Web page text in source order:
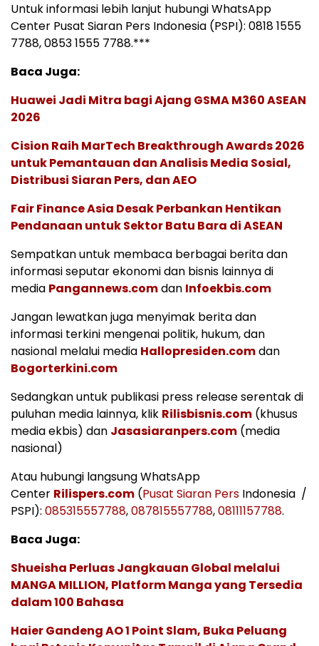
Untuk informasi lebih lanjut hubungi WhatsApp
Center Pusat Siaran Pers Indonesia (PSPI): 0818 1555
7788, 0853 1555 7788.***
Baca Juga:
Huawei Jadi Mitra bagi Ajang GSMA M360 ASEAN
2026
Cision Raih MarTech Breakthrough Awards 2026
untuk Pemantauan dan Analisis Media Sosial,
Distribusi Siaran Pers, dan AEO
Fair Finance Asia Desak Perbankan Hentikan
Pendanaan untuk Sektor Batu Bara di ASEAN
Sempatkan untuk membaca berbagai berita dan
informasi seputar ekonomi dan bisnis lainnya di
media Pangannews.comdan Infoekbis.com
Jangan lewatkan juga menyimak berita dan
informasi terkini mengenai politik, hukum, dan
nasional melalui media Hallopresiden.comdan
Bogorterkini.com
Sedangkan untuk publikasi press release serentak di
puluhan media lainnya, klik Rilisbisnis.com (khusus
media ekbis) dan Jasasiaranpers.com (media
nasional)
Atau hubungi langsung WhatsApp
Center Rilispers.com (Pusat Siaran Pers Indonesia /
PSPI): 085315557788,087815557788,08111157788.
Baca Juga:
Shueisha Perluas Jangkauan Global melalui
MANGA MILLION, Platform Manga yang Tersedia
dalam 100 Bahasa
Haier Gandeng AO 1 Point Slam, Buka Peluang